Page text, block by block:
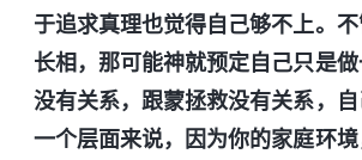
于追求真理也觉得自己够不上。
长相，那可能神就预定自己只是
没有关系，跟蒙拯救没有关系，
一个层面来说，因为你的家庭环